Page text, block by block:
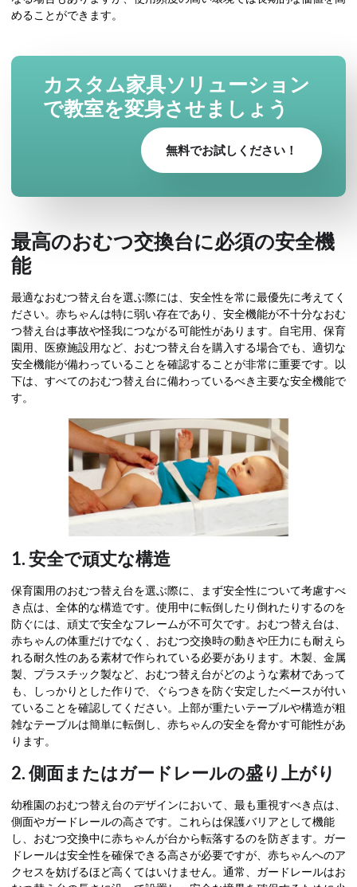
めることができます。
カスタム家具ソリューション
で教室を変身させましょう
無料でお試しください！
最高のおむつ交換台に必須の安全機
能
最適なおむつ替え台を選ぶ際には、安全性を常に最優先に考えてく
ださい。赤ちゃんは特に弱い存在であり、安全機能が不十分なおむ
つ替え台は事故や怪我につながる可能性があります。自宅用、保育
園用、医療施設用など、おむつ替え台を購入する場合でも、適切な
安全機能が備わっていることを確認することが非常に重要です。以
下は、すべてのおむつ替え台に備わっているべき主要な安全機能で
す。
1. 安全で頑丈な構造
保育園用のおむつ替え台を選ぶ際に、まず安全性について考慮すべ
き点は、全体的な構造です。使用中に転倒したり倒れたりするのを
防ぐには、頑丈で安全なフレームが不可欠です。おむつ替え台は、
赤ちゃんの体重だけでなく、おむつ交換時の動きや圧力にも耐えら
れる耐久性のある素材で作られている必要があります。木製、金属
製、プラスチック製など、おむつ替え台がどのような素材であって
も、しっかりとした作りで、ぐらつきを防ぐ安定したベースが付い
ていることを確認してください。上部が重たいテーブルや構造が粗
雑なテーブルは簡単に転倒し、赤ちゃんの安全を脅かす可能性があ
ります。
2. 側面またはガードレールの盛り上がり
幼稚園のおむつ替え台のデザインにおいて、最も重視すべき点は、
側面やガードレールの高さです。これらは保護バリアとして機能
し、おむつ交換中に赤ちゃんが台から転落するのを防ぎます。ガー
ドレールは安全性を確保できる高さが必要ですが、赤ちゃんへのア
クセスを妨げるほど高くてはいけません。通常、ガードレールはお